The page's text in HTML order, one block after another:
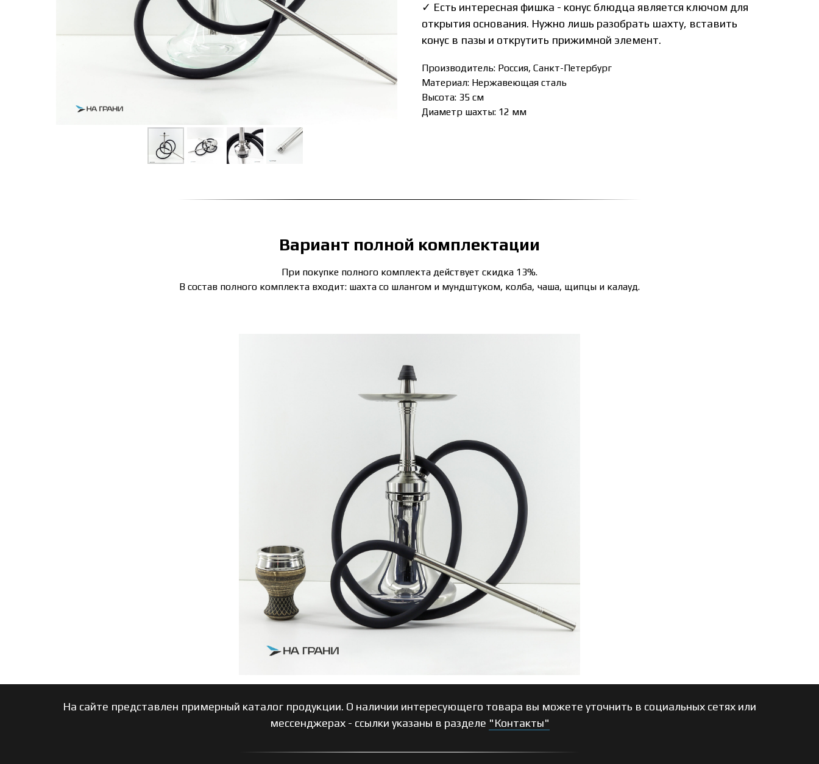
✓ Есть интересная фишка - конус блюдца является ключом для
открытия основания. Нужно лишь разобрать шахту, вставить
конус в пазы и открутить прижимной элемент.
Производитель: Россия, Санкт-Петербург
Материал: Нержавеющая сталь
Высота: 35 см
Диаметр шахты: 12 мм
Вариант полной комплектации
При покупке полного комплекта действует скидка 13%.
В состав полного комплекта входит: шахта со шлангом и мундштуком, колба, чаша, щипцы и калауд.
На сайте представлен примерный каталог продукции. О наличии интересующего товара вы можете уточнить в социальных сетях или
мессенджерах - ссылки указаны в разделе "Контакты"